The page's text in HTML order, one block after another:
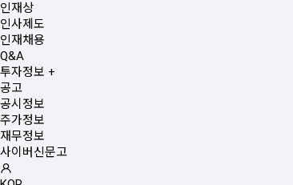
인재상
인사제도
인재채용
Q&A
투자정보 +
공고
공시정보
주가정보
재무정보
사이버신문고